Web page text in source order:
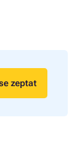
zeptat